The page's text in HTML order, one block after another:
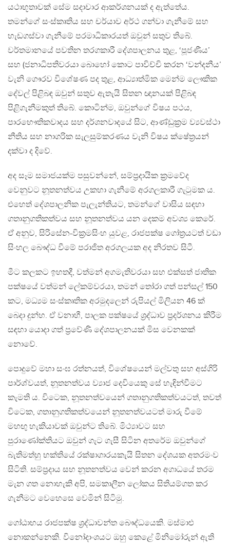
යථාභූතාවක් සේම සදාචාර ආකර්ශනයක් ද ඇත්තේය.
තමන්ගේ සංස්කෘතිය සහ චර්යාව අර්ථ ගන්වා ගැනීමේ සහ
හැඩගස්වා ගැනීමේ පරමාධිකාරයත් ඔවුන් සතුව තිබේ.
වර්තමානයේ පවතින තරගකාරී දේශපාලනය තුළ, ‘පූජණීය’
සහ (ජනාධිපතිවරයා බොහෝ කොට පාවිච්චි කරන ‘වන්දනීය’
වැනි ගෞරව විශේෂණ පද තුළ, ආධ්‍යාත්මික මෙන්ම ලෞකික
දේවල් පිළිබඳ ඔවුන් සතුව ඇතැයි සිතන ඥානයක් පිළිබඳ
පිළිගැනීමකුත් තිබේ. කොටින්ම, ඔවුන්ගේ විෂය පථය,
පාරභෞතිකවාදය සහ දර්ශනවාදයේ සිට, ආණ්ඩුක‍්‍රම ව්‍යවස්ථා
නීතිය සහ නාගරික සැලසුම්කරණය වැනි විෂය ක්ෂේත‍්‍රයන්
දක්වා ද දිවේ.
අද සෑම සමාජයක්ම පසුවන්නේ, සම්ප‍්‍රදායික ක‍්‍රමවේද
වෙනුවට නූතනත්වය උකහා ගැනීමේ අරගලකාරී ගැටුමක ය.
එහෙත් දේශපාලනික පැලැන්තියට, තමන්ගේ වාසිය සඳහා
ගතානුගතිකත්වය සහ නූතනත්වය යන දෙකම අවශ්‍ය කෙරේ.
ඒ අනුව, සිරිසේන-වික‍්‍රමසිංහ යුවළ, රාජපක්ෂ ගෝත‍්‍රයටත් වඩා
සිංහල බෞද්ධ වීමේ පරාජිත අරගලයක අද නිරතව සිටී.
මීට කලකට ඉහතදී, වත්මන් අගමැතිවරයා සහ එක්සත් ජාතික
පක්ෂයේ වත්මන් ලේකම්වරයා, තමන් තෝරා ගත් පන්සල් 150
කට, මධ්‍යම සංස්කෘතික අරමුදලෙන් රුපියල් මිලියන 46 ක්
බෙදා දුන්හ. ඒ වනාහී, පාලක පක්ෂයේ ශ‍්‍රද්ධාව ප‍්‍රදර්ශනය කිරීම
සඳහා යොදා ගත් ප‍්‍රවේණි දේශපාලනයක් මිස වෙනකක්
නොවේ.
පොදුවේ මහා සංඝ රත්නයත්, විශේෂයෙන් මල්වතු සහ අස්ගිරි
පාර්ශ්වයත්, නූතනත්වය ව්‍යාජ දෙවියෙකු සේ හැඳින්වීමට
කැමති ය. විටෙක, නූතනත්වයෙන් ගතානුගතිකත්වයටත්, තවත්
විටෙක, ගතානුගතිකත්වයෙන් නූතනත්වයටත් මාරු වීමේ
මහඟු හැකියාවක් ඔවුන්ට තිබේ. මිථ්‍යාවට සහ
පුරාණෝක්තියට ඔවුන් ගැට ගැසී සිටින අතරේම ඔවුන්ගේ
බැතිමත්හු භක්තියේ රක්ෂාගාරයකැයි සිතන දේශයක අතරමංව
සිටිති. සම්ප‍්‍රදාය සහ නූතනත්වය වෙන් කරන අගාධයේ තරම
මැන ගත නොහැකි අපි, සමකාලීන ලෝකය සිතියම්ගත කර
ගැනීමට වෙහෙසෙ වෙමින් සිටිමු.
ගෝඨාභය රාජපක්ෂ ශ‍්‍රද්ධාවන්ත බෞද්ධයෙකි. මස්මාළු
නොකන්නෙකි. විනෝදාංශයට ඔහු කෙළේ මිනිමෝරුන් ඇති